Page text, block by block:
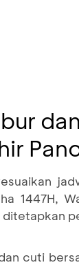
1447H,
cuti